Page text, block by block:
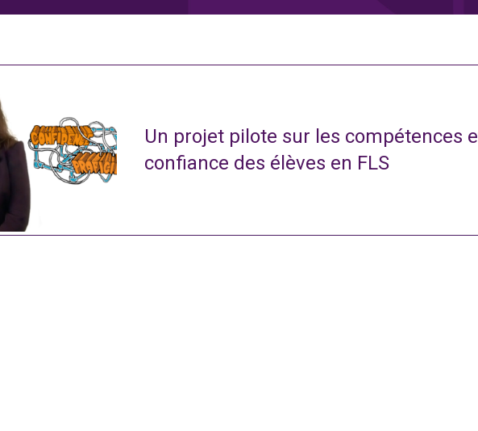
Un projet pilote sur les compétences
confiance des élèves en FLS